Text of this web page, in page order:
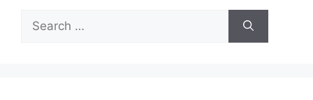
Search
for: